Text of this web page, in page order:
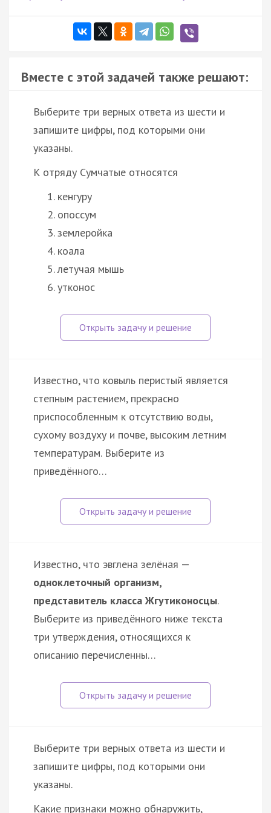
Вместе с этой задачей также решают:
Выберите три верных ответа из шести и
запишите цифры, под которыми они
указаны.
К отряду Сумчатые относятся
кенгуру
опоссум
землеройка
коала
летучая мышь
утконос
Известно, что ковыль перистый является
степным растением, прекрасно
приспособленным к отсутствию воды,
сухому воздуху и почве, высоким летним
температурам. Выберите из
приведённого…
Известно, что эвглена зелёная —
одноклеточный организм,
представитель класса Жгутиконосцы.
Выберите из приведённого ниже текста
три утверждения, относящихся к
описанию перечисленны…
Выберите три верных ответа из шести и
запишите цифры, под которыми они
указаны.
Какие признаки можно обнаружить,